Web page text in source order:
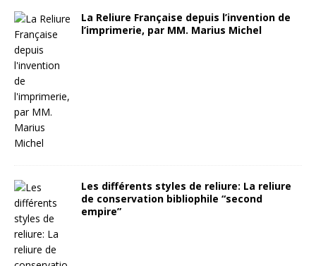
La Reliure Française depuis l’invention de
l’imprimerie, par MM. Marius Michel
Les différents styles de reliure: La reliure
de conservation bibliophile “second
empire”